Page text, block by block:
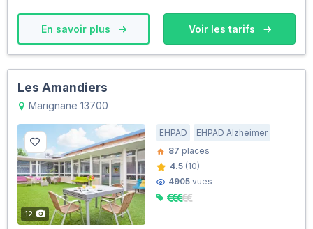
En savoir plus Voir les tarifs
Les Amandiers
Marignane 13700
12
EHPAD
EHPAD Alzheimer
87 places
4.5 (10)
4905 vues